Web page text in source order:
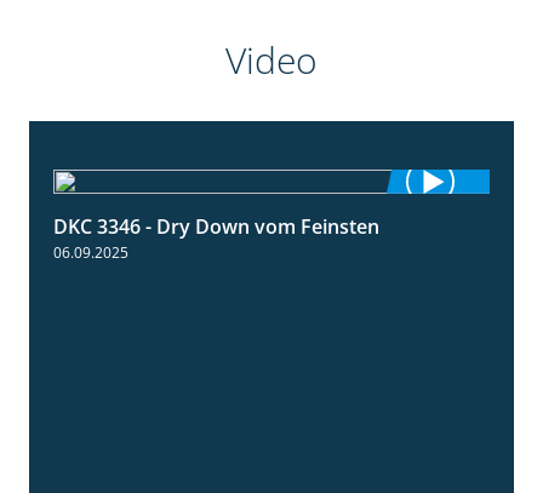
Video
DKC 3346 - Dry Down vom Feinsten
06.09.2025